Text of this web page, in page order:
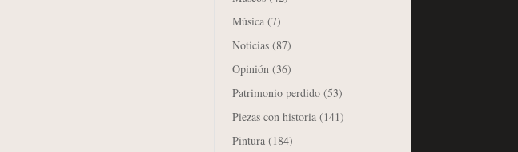
Música (7)
Noticias (87)
Opinión (36)
Patrimonio perdido (53)
Piezas con historia (141)
Pintura (184)